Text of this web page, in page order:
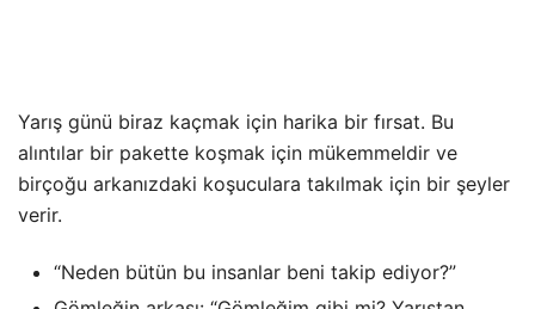
Yarış günü biraz kaçmak için harika bir fırsat. Bu
alıntılar bir pakette koşmak için mükemmeldir ve
birçoğu arkanızdaki koşuculara takılmak için bir şeyler
verir.
“Neden bütün bu insanlar beni takip ediyor?”